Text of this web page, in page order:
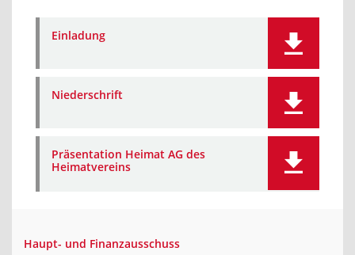
Einladung
Niederschrift
Präsentation Heimat AG des
Heimatvereins
Haupt- und Finanzausschuss